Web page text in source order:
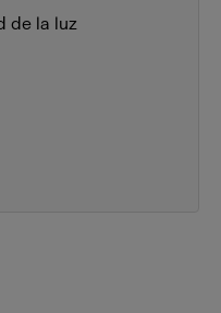
de la luz